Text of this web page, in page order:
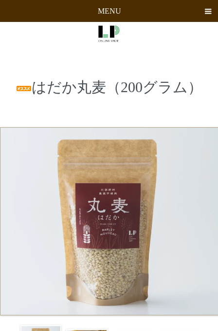
MENU
はだか丸麦（200グラム）